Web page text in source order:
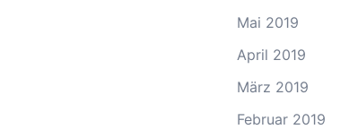
Mai 2019
April 2019
März 2019
Februar 2019